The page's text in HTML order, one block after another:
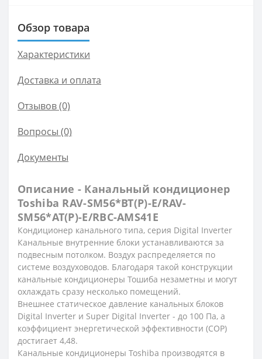
Обзор товара
Характеристики
Доставка и оплата
Отзывов (0)
Вопросы (0)
Документы
Описание - Канальный кондиционер
Toshiba RAV-SM56*BT(P)-E/RAV-
SM56*AT(P)-E/RBC-AMS41E
Кондиционер канального типа, серия Digital Inverter
Канальные внутренние блоки устанавливаются за
подвесным потолком. Воздух распределяется по
системе воздуховодов. Благодаря такой конструкции
канальные кондиционеры Тошиба незаметны и могут
охлаждать сразу несколько помещений.
Внешнее статическое давление канальных блоков
Digital Inverter и Super Digital Inverter - до 100 Па, а
коэффициент энергетической эффективности (СОР)
достигает 4,48.
Канальные кондиционеры Toshiba производятся в